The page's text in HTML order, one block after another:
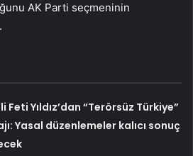
AK Parti seçmeninin
Feti Yıldız’dan “Terörsüz Türkiye”
Yasal düzenlemeler kalıcı sonuç